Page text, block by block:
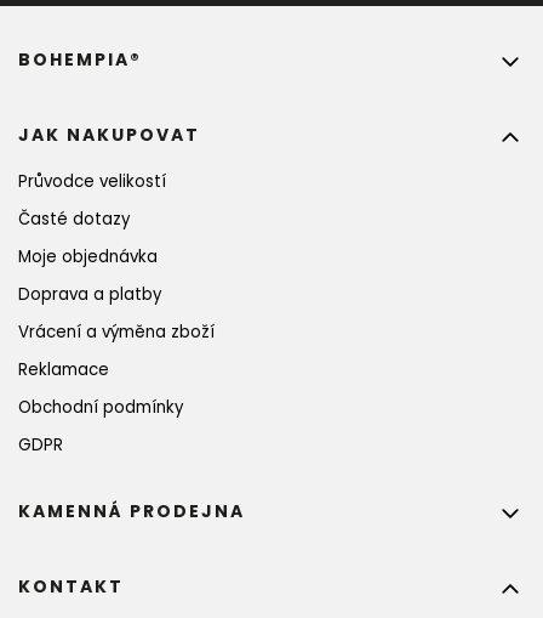
JAK NAKUPOVAT
Průvodce velikostí
Časté dotazy
Moje objednávka
Doprava a platby
Vrácení a výměna zboží
Reklamace
Obchodní podmínky
GDPR
BOHEMPIA®
KONTAKT
KAMENNÁ PRODEJNA